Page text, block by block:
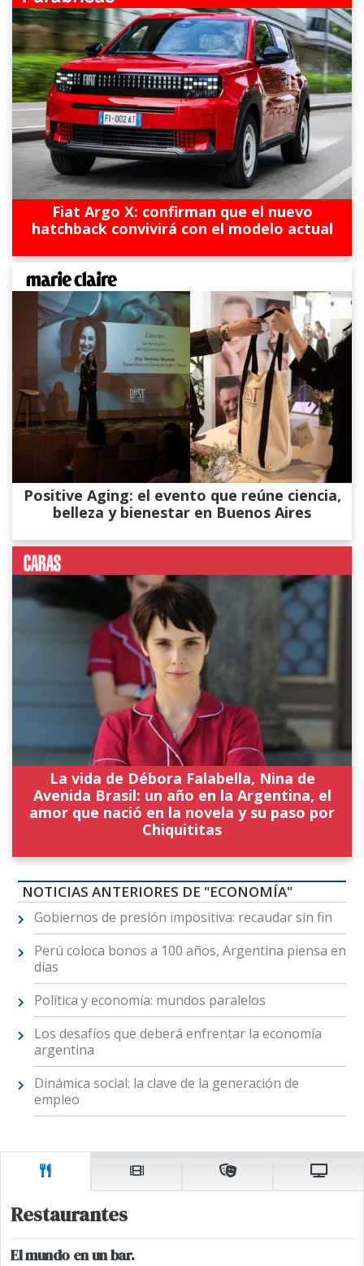
Fiat Argo X: confirman que el nuevo
hatchback convivirá con el modelo actual
Positive Aging: el evento que reúne ciencia,
belleza y bienestar en Buenos Aires
La vida de Débora Falabella, Nina de
Avenida Brasil: un año en la Argentina, el
amor que nació en la novela y su paso por
Chiquititas
NOTICIAS ANTERIORES DE "ECONOMÍA"
Gobiernos de presión impositiva: recaudar sin fin
Perú coloca bonos a 100 años, Argentina piensa en
días
Política y economía: mundos paralelos
Los desafíos que deberá enfrentar la economía
argentina
Dinámica social: la clave de la generación de
empleo
Restaurantes
El mundo en un bar.